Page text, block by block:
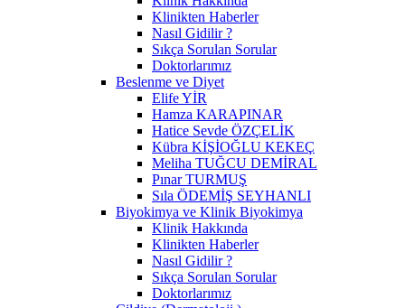
Klinikten Haberler
Nasıl Gidilir ?
Sıkça Sorulan Sorular
Doktorlarımız
Beslenme ve Diyet
Elife YİR
Hamza KARAPINAR
Hatice Sevde ÖZÇELİK
Kübra KİŞİOĞLU KEKEÇ
Meliha TUĞCU DEMİRAL
Pınar TURMUŞ
Sıla ÖDEMİŞ SEYHANLI
Biyokimya ve Klinik Biyokimya
Klinik Hakkında
Klinikten Haberler
Nasıl Gidilir ?
Sıkça Sorulan Sorular
Doktorlarımız